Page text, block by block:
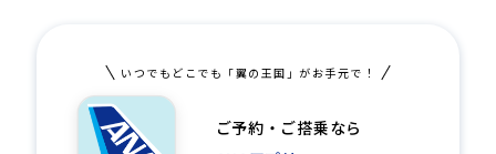
いつでもどこでも「翼の王国」がお手元で！
ご予約・ご搭乗なら